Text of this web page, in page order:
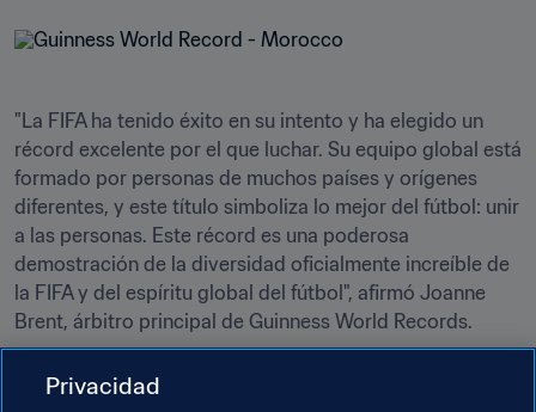
"La FIFA ha tenido éxito en su intento y ha elegido un
récord excelente por el que luchar. Su equipo global está
formado por personas de muchos países y orígenes
diferentes, y este título simboliza lo mejor del fútbol: unir
a las personas. Este récord es una poderosa
demostración de la diversidad oficialmente increíble de
la FIFA y del espíritu global del fútbol", afirmó Joanne
Brent, árbitro principal de Guinness World Records.
Privacidad